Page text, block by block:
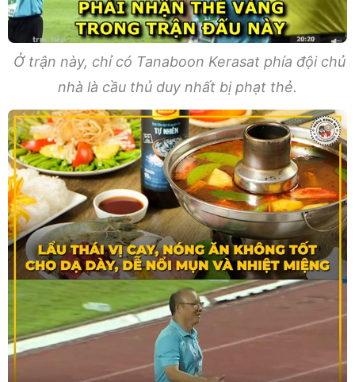
Ở trận này, chỉ có Tanaboon Kerasat phía đội chủ
nhà là cầu thủ duy nhất bị phạt thẻ.